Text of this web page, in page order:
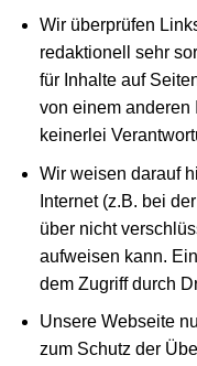
Wir überprüfen
redaktionell sehr
für Inhalte auf
von einem anderen
keinerlei
Wir weisen darauf
Internet (z.B. bei
über nicht
aufweisen kann.
dem Zugriff durch
Unsere Webseite
zum Schutz der